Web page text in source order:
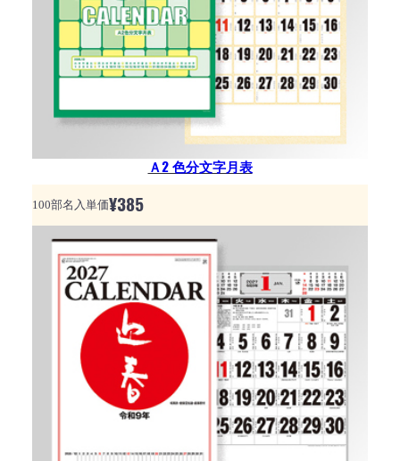
Ａ2 色分文字月表
100部名入単価¥385